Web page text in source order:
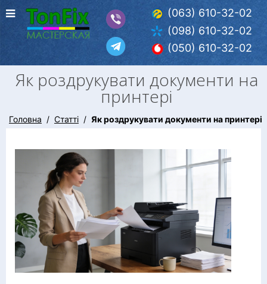
(063) 610-32-02
(098) 610-32-02
(050) 610-32-02
Як роздрукувати документи на
принтері
Головна Статті Як роздрукувати документи на принтері